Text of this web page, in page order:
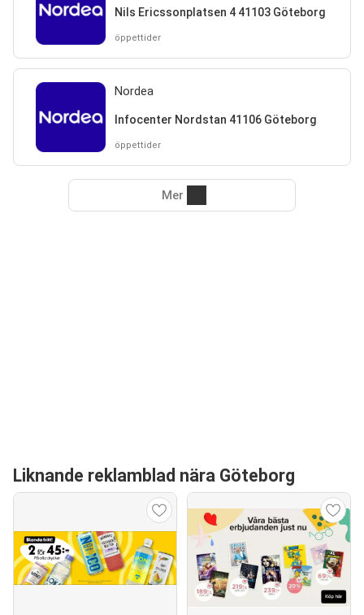
Nils Ericssonplatsen 4 41103 Göteborg
öppettider
Nordea
Infocenter Nordstan 41106 Göteborg
öppettider
Mer
Liknande reklamblad nära Göteborg